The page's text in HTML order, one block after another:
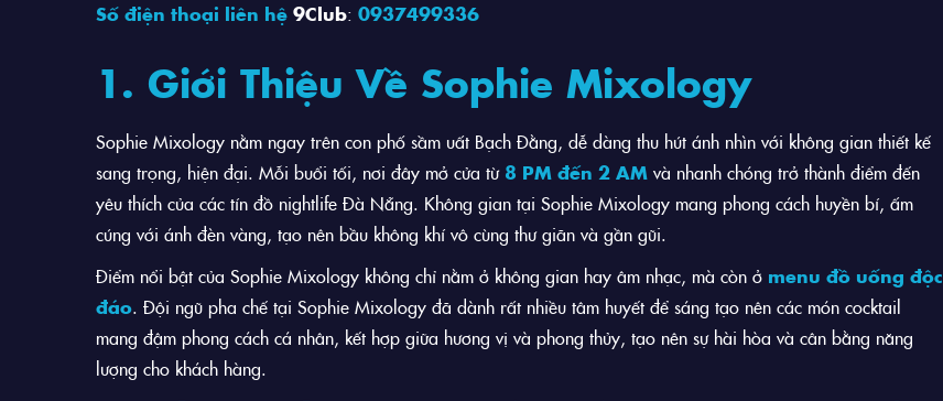
Số điện thoại liên hệ 9Club: 0937499336
1. Giới Thiệu Về Sophie Mixology
Sophie Mixology nằm ngay trên con phố sầm uất Bạch Đằng, dễ dàng thu hút ánh nhìn với không gian thiết kế
sang trọng, hiện đại. Mỗi buổi tối, nơi đây mở cửa từ 8 PM đến 2 AM và nhanh chóng trở thành điểm đến
yêu thích của các tín đồ nightlife Đà Nẵng. Không gian tại Sophie Mixology mang phong cách huyền bí, ấm
cúng với ánh đèn vàng, tạo nên bầu không khí vô cùng thư giãn và gần gũi.
Điểm nổi bật của Sophie Mixology không chỉ nằm ở không gian hay âm nhạc, mà còn ở menu đồ uống độc
đáo. Đội ngũ pha chế tại Sophie Mixology đã dành rất nhiều tâm huyết để sáng tạo nên các món cocktail
mang đậm phong cách cá nhân, kết hợp giữa hương vị và phong thủy, tạo nên sự hài hòa và cân bằng năng
lượng cho khách hàng.